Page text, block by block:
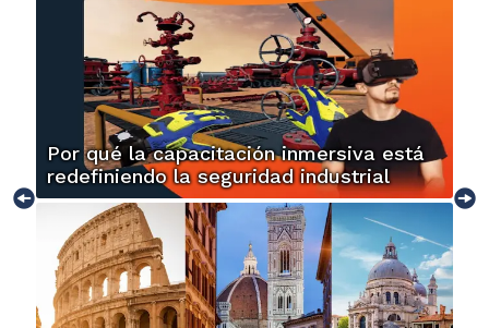
Por qué la capacitación inmersiva está
redefiniendo la seguridad industrial